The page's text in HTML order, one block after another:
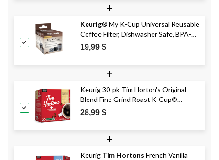
+
Keurig® My K-Cup Universal Reusable
Coffee Filter, Dishwasher Safe, BPA-
Free
19,99 $
+
Keurig 30-pk Tim Horton's Original
Blend Fine Grind Roast K-Cup®
Coffee Pods, 315-g
28,99 $
+
Keurig Tim Hortons French Vanilla